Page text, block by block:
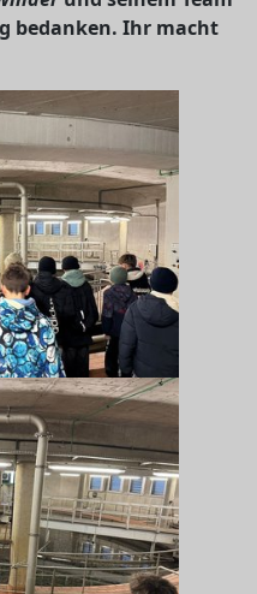
bedanken. Ihr macht